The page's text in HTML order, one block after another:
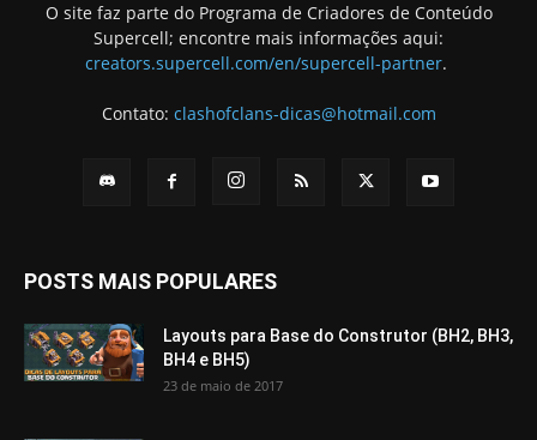
O site faz parte do Programa de Criadores de Conteúdo
Supercell; encontre mais informações aqui:
creators.supercell.com/en/supercell-partner.
Contato: clashofclans-dicas@hotmail.com
POSTS MAIS POPULARES
Layouts para Base do Construtor (BH2, BH3,
BH4 e BH5)
23 de maio de 2017